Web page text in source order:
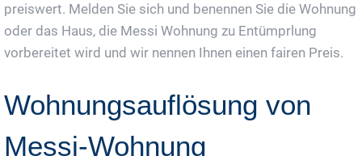
preiswert. Melden Sie sich und benennen Sie die Wohnung
oder das Haus, die Messi Wohnung zu Entümprlung
vorbereitet wird und wir nennen Ihnen einen fairen Preis.
Wohnungsauflösung von
Messi-Wohnung